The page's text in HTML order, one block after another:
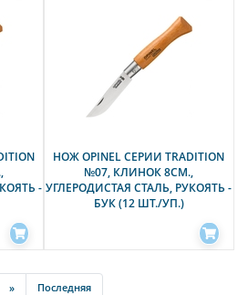
-
НОЖ OPINEL СЕРИИ TRADITION
№07, КЛИНОК 8СМ.,
УГЛЕРОДИСТАЯ СТАЛЬ, РУКОЯТЬ -
БУК (12 ШТ./УП.)
» Последняя